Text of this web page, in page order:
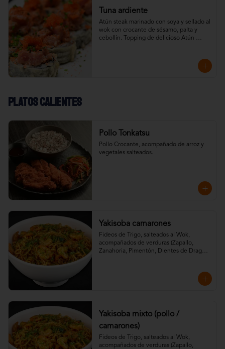
Tuna ardiente
Atún steak marinado con soya y sellado al
wok con crocante de sésamo, palta y
cebollín. Topping de delicioso Atún
Platos calientes
Pollo Tonkatsu
Pollo Crocante, acompañado de arroz y
vegetales salteados.
Yakisoba camarones
Fideos de Trigo, salteados al Wok,
acompañados de verduras (Zapallo,
Zanahoria, Pimentón, Dientes de Dragón)
Yakisoba mixto (pollo /
camarones)
Fideos de Trigo, salteados al Wok,
acompañados de verduras (Zapallo,